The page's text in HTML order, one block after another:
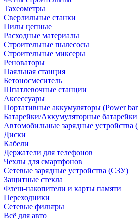
Тахеометры
Сверлильные станки
Пилы цепные
Расходные материалы
Строительные пылесосы
Строительные миксеры
Реноваторы
Паяльная станция
Бетоносмеситель
Шпатлевочные станции
Аксессуары
Портативные аккумуляторы (Power
Батарейки/Аккумуляторные батарейки
Автомобильные зарядные
Диски
Кабели
Держатели для телефонов
Чехлы для смартфонов
Сетевые зарядные устройства (СЗУ)
Защитные стекла
Флеш-накопители и карты памяти
Переходники
Сетевые фильтры
Всё для авто